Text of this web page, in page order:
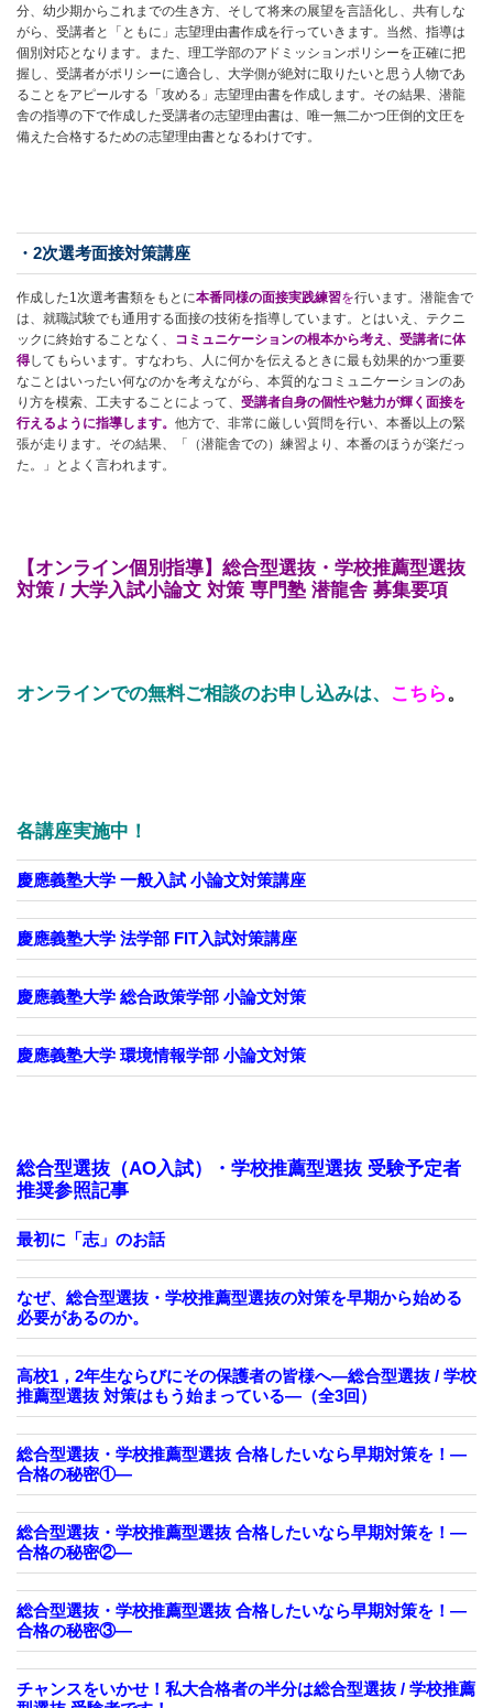
分、幼少期からこれまでの生き方、そして将来の展望を言語化し、共有しな
がら、受講者と「ともに」志望理由書作成を行っていきます。当然、指導は
個別対応となります。また、理工学部のアドミッションポリシーを正確に把
握し、受講者がポリシーに適合し、大学側が絶対に取りたいと思う人物であ
ることをアピールする「攻める」志望理由書を作成します。その結果、潜龍
舎の指導の下で作成した受講者の志望理由書は、唯一無二かつ圧倒的文圧を
備えた合格するための志望理由書となるわけです。
・ 2次選考面接対策講座
作成した1次選考書類をもとに本番同様の面接実践練習を行います。潜龍舎で
は、就職試験でも通用する面接の技術を指導しています。とはいえ、テクニ
ックに終始することなく、 コミュニケーションの根本から考え、受講者に体
得してもらいます。すなわち、人に何かを伝えるときに最も効果的かつ重要
なことはいったい何なのかを考えながら、本質的なコミュニケーションのあ
り方を模索、工夫することによって、 受講者自身の個性や魅力が輝く面接を
行えるように指導します。 他方で、非常に厳しい質問を行い、本番以上の緊
張が走ります。その結果、「（潜龍舎での）練習より、本番のほうが楽だっ
た。」とよく言われます。
【オンライン個別指導】総合型選抜・学校推薦型選抜
対策 / 大学入試小論文 対策 専門塾 潜龍舎 募集要項
オンラインでの無料ご相談のお申し込みは、 こちら。
各講座実施中！
慶應義塾大学 一般入試 小論文対策講座
慶應義塾大学 法学部 FIT入試対策講座
慶應義塾大学 総合政策学部 小論文対策
慶應義塾大学 環境情報学部 小論文対策
総合型選抜（AO入試）・学校推薦型選抜 受験予定者
推奨参照記事
最初に「志」のお話
なぜ、総合型選抜・学校推薦型選抜の対策を早期から始める
必要があるのか。
高校1，2年生ならびにその保護者の皆様へ―総合型選抜 / 学校
推薦型選抜 対策はもう始まっている―（全3回）
総合型選抜・学校推薦型選抜 合格したいなら早期対策を！—
合格の秘密①—
総合型選抜・学校推薦型選抜 合格したいなら早期対策を！—
合格の秘密②—
総合型選抜・学校推薦型選抜 合格したいなら早期対策を！—
合格の秘密③—
チャンスをいかせ！私大合格者の半分は総合型選抜 / 学校推薦